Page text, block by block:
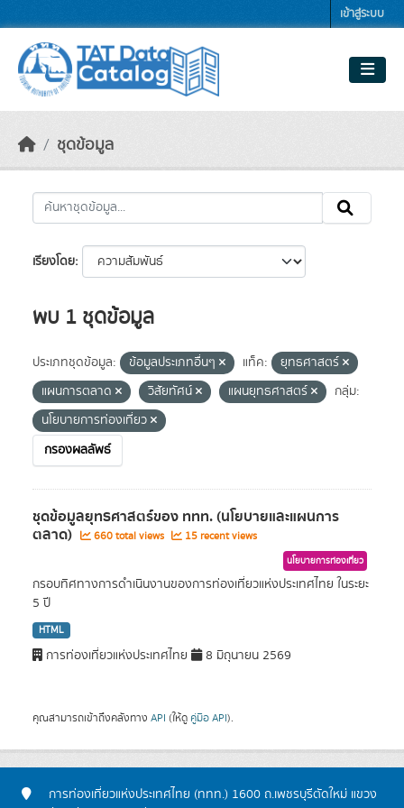
เข้าสู่ระบบ
ชุดข้อมูล
เรียงโดย
พบ 1 ชุดข้อมูล
ประเภทชุดข้อมูล: ข้อมูลประเภทอื่นๆ แท็ค:
ยุทธศาสตร์
แผนการตลาด
วิสัยทัศน์ แผนยุทธศาสตร์
กลุ่ม:
นโยบายการท่องเที่ยว
กรองผลลัพธ์
ชุดข้อมูลยุทธศาสตร์ของ ททท. (นโยบายและแผนการ
ตลาด) 660 total views 15 recent views
นโยบายการท่องเที่ยว
กรอบทิศทางการดำเนินงานของการท่องเที่ยวแห่งประเทศไทย ในระยะ
5 ปี
HTML
การท่องเที่ยวแห่งประเทศไทย 8 มิถุนายน 2569
คุณสามารถเข้าถึงคลังทาง API (ให้ดู คู่มือ API).
การท่องเที่ยวแห่งประเทศไทย (ททท.) 1600 ถ.เพชรบุรีตัดใหม่ แขวง